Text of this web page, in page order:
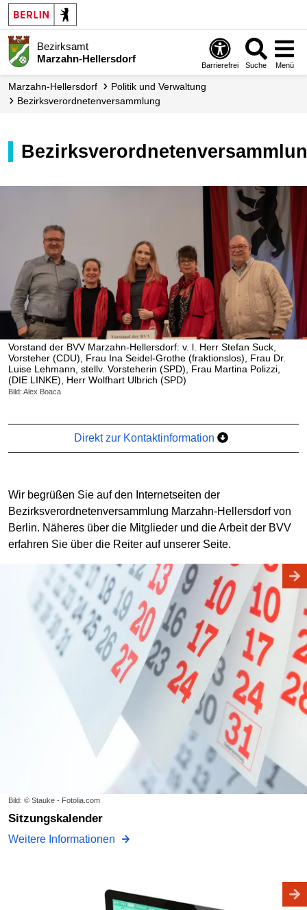
Bezirksamt
Marzahn-Hellersdorf
Barrierefrei Suche Menü
Marzahn-Hellersdorf
Politik und Verwaltung
Bezirks­verordneten­versammlung
Vorstand der BVV Marzahn-Hellersdorf: v. l. Herr Stefan Suck,
Vorsteher (CDU), Frau Ina Seidel-Grothe (fraktionslos), Frau Dr.
Luise Lehmann, stellv. Vorsteherin (SPD), Frau Martina Polizzi,
(DIE LINKE), Herr Wolfhart Ulbrich (SPD)
Bild: Alex Boaca
Direkt zur Kontaktinformation
Wir begrüßen Sie auf den Internetseiten der
Bezirksverordnetenversammlung Marzahn-Hellersdorf von
Berlin. Näheres über die Mitglieder und die Arbeit der BVV
erfahren Sie über die Reiter auf unserer Seite.
Bild: © Stauke - Fotolia.com
Sitzungskalender
Weitere Informationen